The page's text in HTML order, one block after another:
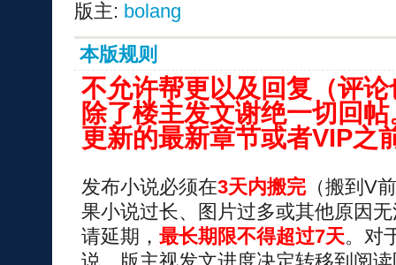
版主: bolang
本版规则
不允许帮更以及回复（评
除了楼主发文谢绝一切回
更新的最新章节或者VIP之
发布小说必须在3天内搬完（搬到V
果小说过长、图片过多或其他原因
请延期， 最长期限不得超过7天。对